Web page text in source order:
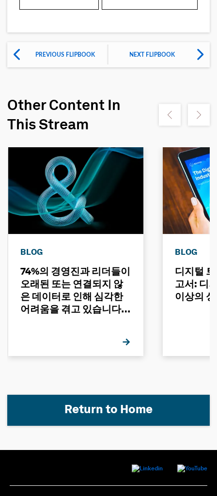
PREVIOUS FLIPBOOK NEXT FLIPBOOK
Other Content In
This Stream
Show previousShow
BLOG
74%의 경영진과 리더들이
오래된 또는 연결되지 않
은 데이터로 인해 심각한
어려움을 겪고 있습니다 -
BLOG
디지털
고서: 디
이상의
Return to Home